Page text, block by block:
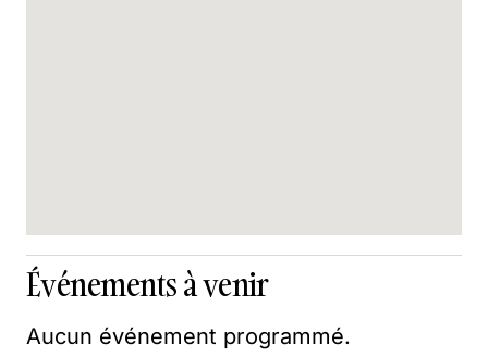
Événements à venir
Aucun événement programmé.